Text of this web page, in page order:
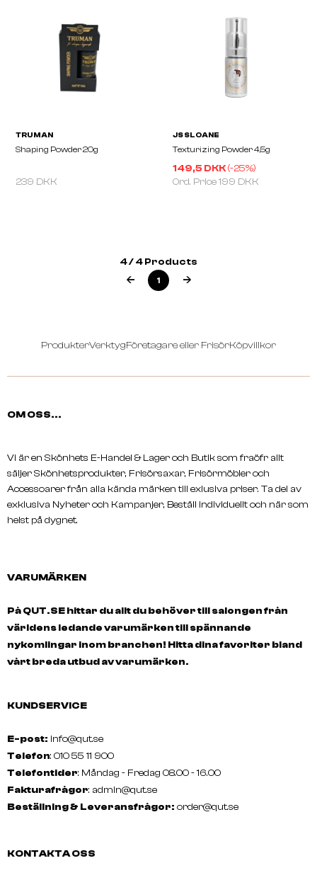
239 DKK
149,5 DKK(-25%)
Ord. Price199 DKK
4 / 4 Products
1
ProdukterVerktygFöretagare eller FrisörKöpvillkor
OM OSS...
Vi är en Skönhets E-Handel & Lager och Butik som fraöfr allt
säljer Skönhetsprodukter, Frisörsaxar, Frisörmöbler och
Accessoarer från alla kända märken till exlusiva priser. Ta del av
exklusiva Nyheter och Kampanjer, Beställ individuellt och när som
helst på dygnet.
VARUMÄRKEN
På QUT.SE hittar du allt du behöver till salongen från
världens ledande varumärken till spännande
nykomlingar inom branchen! Hitta dina favoriter bland
vårt breda utbud av varumärken.
KUNDSERVICE
E-post: info@qut.se
Telefon: 010 55 11 900
Telefontider: Måndag - Fredag 08.00 - 16.00
Fakturafrågor: admin@qut.se
Beställning & Leveransfrågor: order@qut.se
KONTAKTA OSS